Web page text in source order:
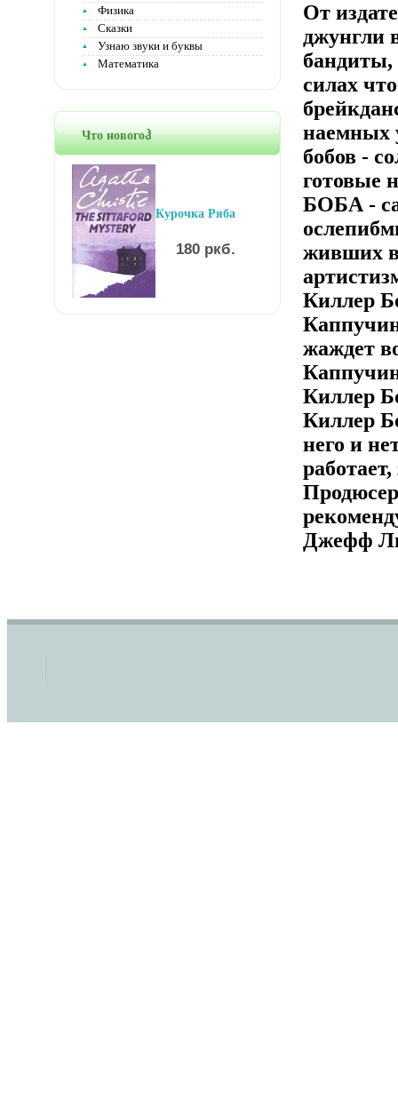
Физика
Сказки
Узнаю звуки и буквы
Математика
Что новогоჰ
Курочка Ряба
180 ркб.
От
джунгли
бандиты,
силах
наемных
бобов -
готовые
БОБА -
живших
Киллер
жаждет
Киллер
Киллер
него и
Джефф